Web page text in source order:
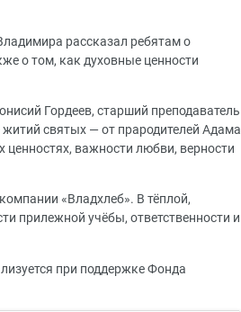
рассказал ребятам о
о том, как духовные ценности
Гордеев, старший преподаватель
святых — от прародителей Адама
важности любви, верности
«Владхлеб». В тёплой,
прилежной учёбы, ответственности и
при поддержке Фонда